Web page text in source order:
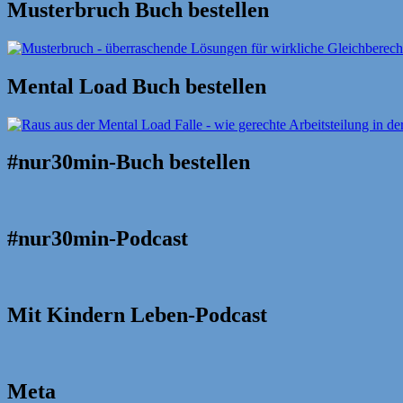
Musterbruch Buch bestellen
Mental Load Buch bestellen
#nur30min-Buch bestellen
#nur30min-Podcast
Mit Kindern Leben-Podcast
Meta